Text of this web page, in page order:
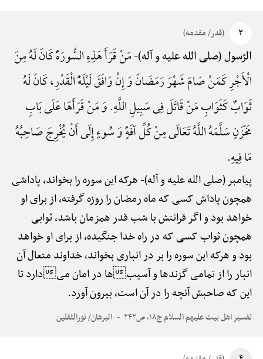
۳ (قدر/ مقدمه)
الرّسول (صلی الله علیه و آله)-مَنْ قَرَأَ هَذِهِ السُّورَهًَْ کَانَ لَهُ مِنَ
الْأَجْرِ کَمَنْ صَامَ شَهْرَ رَمَضَانَ وَ إِنْ وَافَقَ لَیْلَهًَْ الْقَدْرِ، کَانَ لَهُ
ثَوَابٌ کَثَوَابِ مَنْ قَاتَلَ فِی سَبِیلِ اللَّهِ. وَ مَنْ قَرَأَهَا عَلَی بَابِ
مَخْزَنٍ سَلَّمَهُ اللَّهُ تَعَالَی مِنْ کُلِّ آفَهًٍْ وَ سُوءٍ إِلَی أَنْ یُخْرِجَ صَاحِبُهُ
مَا فِیهِ.
پیامبر (صلی الله علیه و آله)-هرکه این سوره را بخواند، پاداشی
همچون پاداش کسی که ماه رمضان را روزه گرفته، از برای او
خواهد بود و اگر قرائتش با شب قدر همزمان باشد، ثوابی
همچون ثواب کسی که در راه خدا جنگیده، از برای او خواهد
بود و هرکه این سوره را بر در انباری بخواند، خداوند متعال آن
انبار را از تمامی گزندها و آسیبها در امان میدارد تا
این که صاحبش آنچه را در آن است، بیرون آورد.
تفسیر اهل بیت علیهم السلام ج۱۸، ص۲۴۲ البرهان/ نورالثقلین